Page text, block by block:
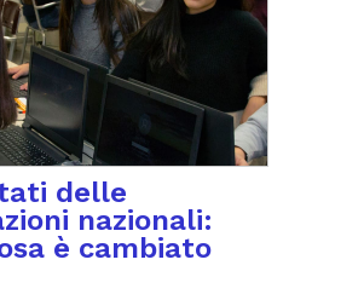
delle
nazionali:
è cambiato